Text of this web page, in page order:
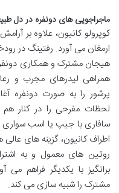
ماجراجویی های دونفره در دل
کوپرولو کانیون، علاوه بر
ارمغان می آورد. رفتینگ در
هیجان مشترک و همکاری
همراهی لیدرهای مجرب و
پرشور را به صورت دونفره
لحظات مفرحی را در کنار هم
سافاری با جیپ یا اسب سواری
اطراف کانیون، گزینه های
روتین های معمول و به
برانگیز با یکدیگر فراهم
مشترک را شبیه سازی می کند.